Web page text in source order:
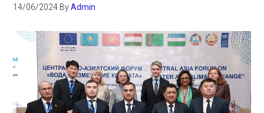
14/06/2024 ByAdmin